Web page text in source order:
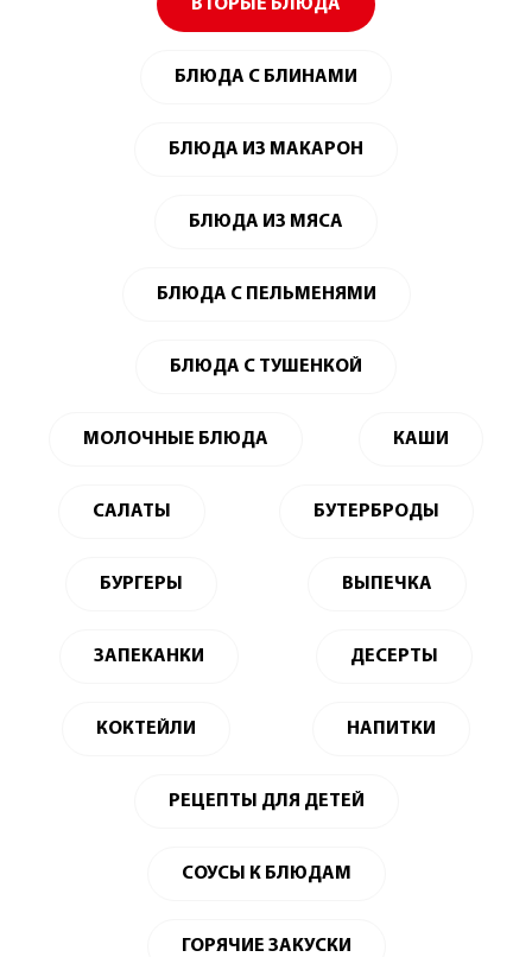
ВТОРЫЕ БЛЮДА
БЛЮДА С БЛИНАМИ
БЛЮДА ИЗ МАКАРОН
БЛЮДА ИЗ МЯСА
БЛЮДА С ПЕЛЬМЕНЯМИ
БЛЮДА С ТУШЕНКОЙ
МОЛОЧНЫЕ БЛЮДА КАШИ
САЛАТЫ БУТЕРБРОДЫ
БУРГЕРЫ ВЫПЕЧКА
ЗАПЕКАНКИ ДЕСЕРТЫ
КОКТЕЙЛИ НАПИТКИ
РЕЦЕПТЫ ДЛЯ ДЕТЕЙ
СОУСЫ К БЛЮДАМ
ГОРЯЧИЕ ЗАКУСКИ